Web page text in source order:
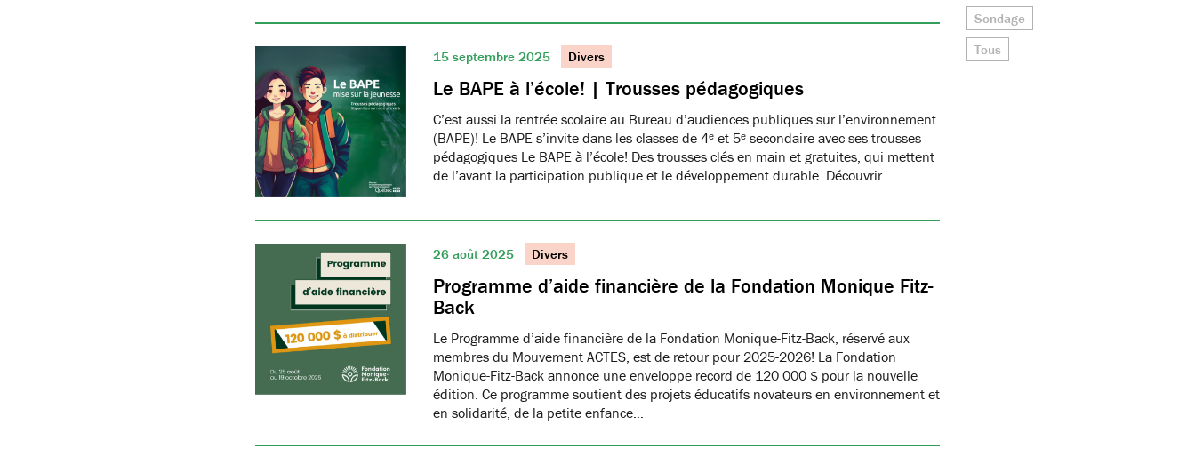
15 septembre 2025 Divers
Le BAPE à l’école! | Trousses pédagogiques
C’est aussi la rentrée scolaire au Bureau d’audiences publiques sur l’environnement
(BAPE)! Le BAPE s’invite dans les classes de 4ᵉ et 5ᵉ secondaire avec ses trousses
pédagogiques Le BAPE à l’école! Des trousses clés en main et gratuites, qui mettent
de l’avant la participation publique et le développement durable. Découvrir…
26 août 2025 Divers
Programme d’aide financière de la Fondation Monique Fitz-
Back
Le Programme d’aide financière de la Fondation Monique-Fitz-Back, réservé aux
membres du Mouvement ACTES, est de retour pour 2025-2026! La Fondation
Monique-Fitz-Back annonce une enveloppe record de 120 000 $ pour la nouvelle
édition. Ce programme soutient des projets éducatifs novateurs en environnement et
en solidarité, de la petite enfance…
Sondage
Tous